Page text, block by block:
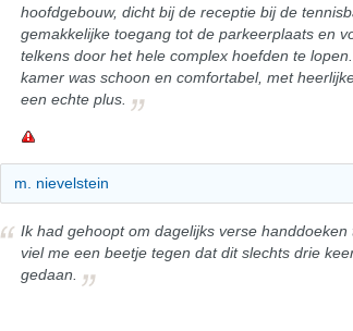
hoofdgebouw, dicht bij de receptie bij de
gemakkelijke toegang tot de parkeerplaats en
telkens door het hele complex hoefden te
kamer was schoon en comfortabel, met
een echte plus.
m. nievelstein
Ik had gehoopt om dagelijks verse
viel me een beetje tegen dat dit slechts drie
gedaan.